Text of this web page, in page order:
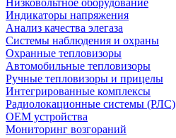
Низковольтное оборудование
Индикаторы напряжения
Анализ качества элегаза
Системы наблюдения и охраны
Охранные тепловизоры
Автомобильные тепловизоры
Ручные тепловизоры и прицелы
Интегрированные комплексы
Радиолокационные системы (РЛС)
OEM устройства
Мониторинг возгораний